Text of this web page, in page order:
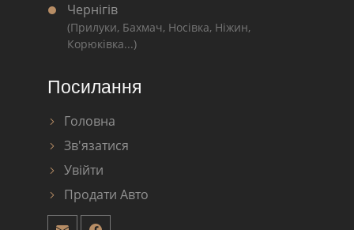
Чернігів
(Прилуки, Бахмач, Носівка, Ніжин,
Корюківка...)
Посилання
Головна
Зв'язатися
Увійти
Продати Авто